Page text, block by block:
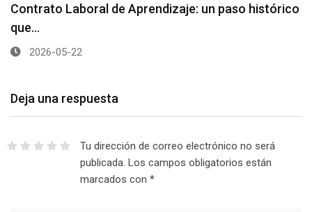
Contrato Laboral de Aprendizaje: un paso histórico
que…
2026-05-22
Deja una respuesta
Tu dirección de correo electrónico no será
publicada. Los campos obligatorios están
marcados con *